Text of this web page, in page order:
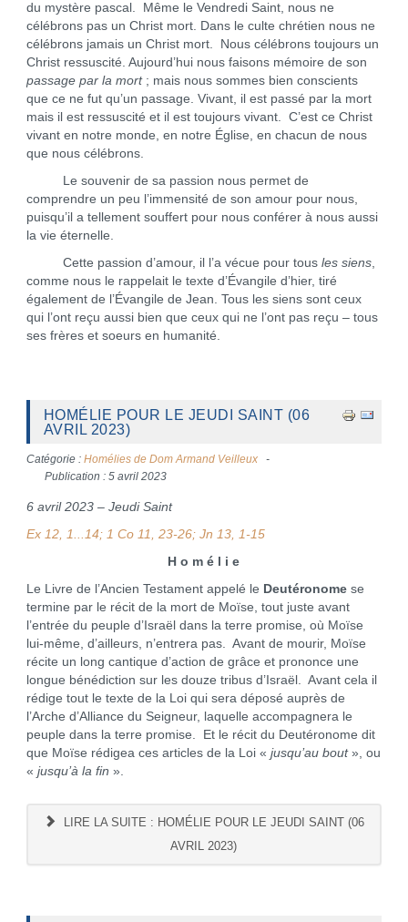
du mystère pascal. Même le Vendredi Saint, nous ne
célébrons pas un Christ mort. Dans le culte chrétien nous ne
célébrons jamais un Christ mort. Nous célébrons toujours un
Christ ressuscité. Aujourd’hui nous faisons mémoire de son
passage par la mort; mais nous sommes bien conscients
que ce ne fut qu’un passage. Vivant, il est passé par la mort
mais il est ressuscité et il est toujours vivant. C’est ce Christ
vivant en notre monde, en notre Église, en chacun de nous
que nous célébrons.
Le souvenir de sa passion nous permet de
comprendre un peu l’immensité de son amour pour nous,
puisqu’il a tellement souffert pour nous conférer à nous aussi
la vie éternelle.
Cette passion d’amour, il l’a vécue pour tous les siens,
comme nous le rappelait le texte d’Évangile d’hier, tiré
également de l’Évangile de Jean. Tous les siens sont ceux
qui l’ont reçu aussi bien que ceux qui ne l’ont pas reçu – tous
ses frères et soeurs en humanité.
HOMÉLIE POUR LE JEUDI SAINT (06
AVRIL 2023)
Catégorie : Homélies de Dom Armand Veilleux
Publication : 5 avril 2023
6 avril 2023 – Jeudi Saint
Ex 12, 1...14; 1 Co 11, 23-26; Jn 13, 1-15
H o m é l i e
Le Livre de l’Ancien Testament appelé le Deutéronomese
termine par le récit de la mort de Moïse, tout juste avant
l’entrée du peuple d’Israël dans la terre promise, où Moïse
lui-même, d’ailleurs, n’entrera pas. Avant de mourir, Moïse
récite un long cantique d’action de grâce et prononce une
longue bénédiction sur les douze tribus d’Israël. Avant cela il
rédige tout le texte de la Loi qui sera déposé auprès de
l’Arche d’Alliance du Seigneur, laquelle accompagnera le
peuple dans la terre promise. Et le récit du Deutéronome dit
que Moïse rédigea ces articles de la Loi « jusqu’au bout», ou
« jusqu’à la fin ».
LIRE LA SUITE : HOMÉLIE POUR LE JEUDI SAINT (06
AVRIL 2023)